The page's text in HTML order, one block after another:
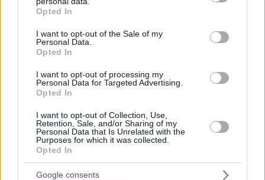
grant or deny consent to Google and its third-party tags to
use your data for below specified purposes in below Google
consent section.
Opted In
I want to opt-out of the Sale of my
Personal Data.
Opted In
I want to opt-out of processing my
Personal Data for Targeted Advertising.
Opted In
I want to opt-out of Collection, Use,
Retention, Sale, and/or Sharing of my
Personal Data that Is Unrelated with the
Purposes for which it was collected.
Opted In
Google consents
του με τον καρκίνο, μπήκε στο νοσοκομείο για νέα